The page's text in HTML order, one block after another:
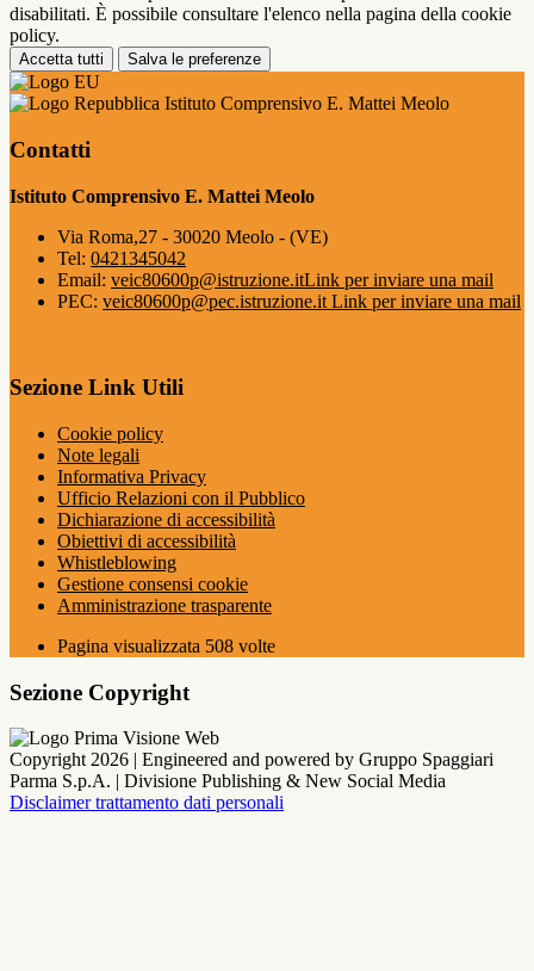
disabilitati. È possibile consultare l'elenco nella pagina della cookie
policy.
Accetta tutti Salva le preferenze
Istituto Comprensivo E. Mattei Meolo
Contatti
Istituto Comprensivo E. Mattei Meolo
Via Roma,27 - 30020 Meolo - (VE)
Tel: 0421345042
Email: veic80600p@istruzione.itLink per inviare una mail
PEC: veic80600p@pec.istruzione.it Link per inviare una mail
Sezione Link Utili
Cookie policy
Note legali
Informativa Privacy
Ufficio Relazioni con il Pubblico
Dichiarazione di accessibilità
Obiettivi di accessibilità
Whistleblowing
Gestione consensi cookie
Amministrazione trasparente
Pagina visualizzata 508 volte
Sezione Copyright
Copyright 2026 | Engineered and powered by Gruppo Spaggiari
Parma S.p.A. | Divisione Publishing & New Social Media
Disclaimer trattamento dati personali